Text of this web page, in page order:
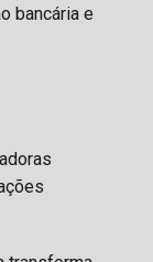
bancária e